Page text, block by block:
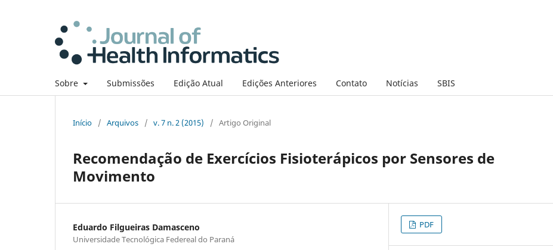
Sobre Submissões Edição Atual Edições Anteriores Contato Notícias SBIS
Início / Arquivos / v. 7 n. 2 (2015) / Artigo Original
Recomendação de Exercícios Fisioterápicos por Sensores de
Movimento
Eduardo Filgueiras Damasceno
Universidade Tecnológica Federeal do Paraná
PDF